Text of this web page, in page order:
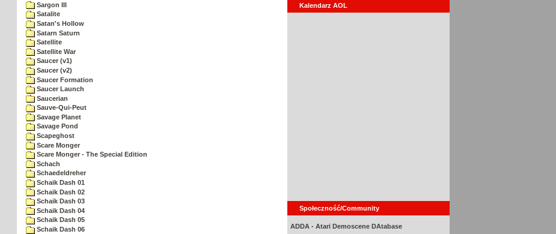
Sargon III
Satalite
Satan's Hollow
Satarn Saturn
Satellite
Satellite War
Saucer (v1)
Saucer (v2)
Saucer Formation
Saucer Launch
Saucerian
Sauve-Qui-Peut
Savage Planet
Savage Pond
Scapeghost
Scare Monger
Scare Monger - The Special Edition
Schach
Schaedeldreher
Schaik Dash 01
Schaik Dash 02
Schaik Dash 03
Schaik Dash 04
Schaik Dash 05
Schaik Dash 06
Kalendarz AOL
Społeczność/Community
ADDA - Atari Demoscene DAtabase